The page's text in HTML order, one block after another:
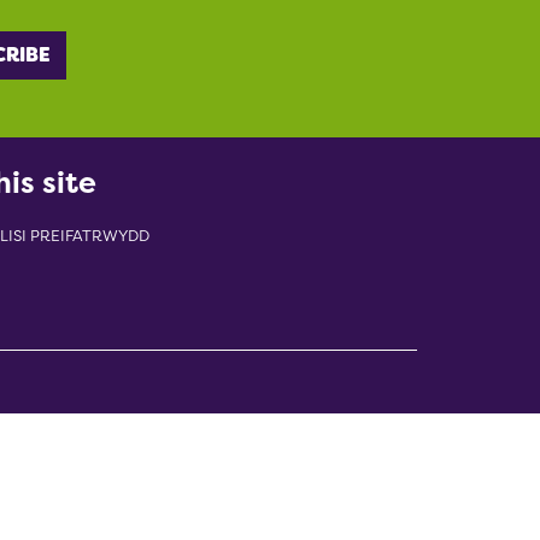
site
PREIFATRWYDD